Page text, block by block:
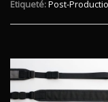
Etiqueté:Post-